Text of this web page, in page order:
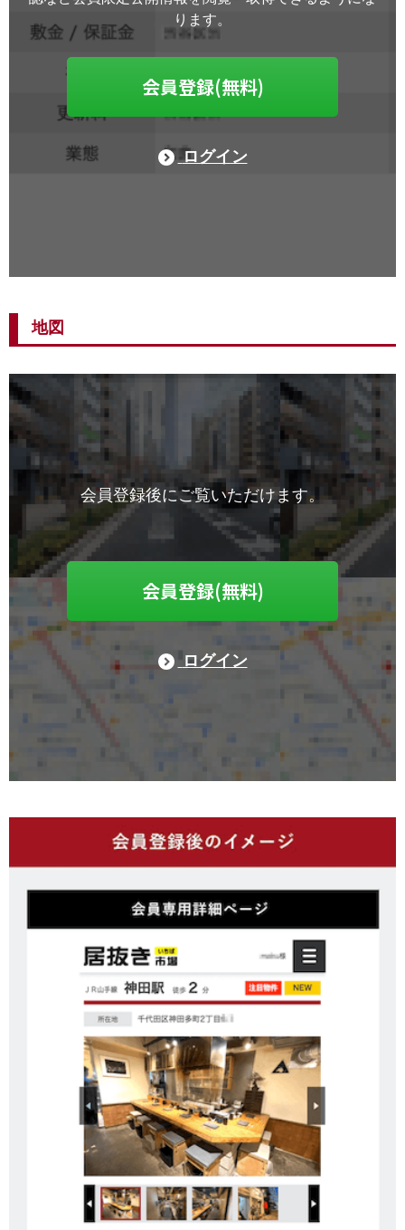
ります。
会員登録(無料)
ログイン
地図
会員登録後にご覧いただけます。
会員登録(無料)
ログイン